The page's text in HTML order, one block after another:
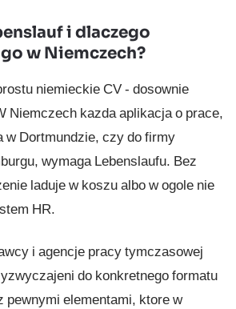
i dlaczego
w Niemczech?
niemieckie CV - dosownie
Niemczech kazda aplikacja o prace,
w Dortmundzie, czy do firmy
wymaga Lebenslaufu. Bez
laduje w koszu albo w ogole nie
HR.
i agencje pracy tymczasowej
do konkretnego formatu
pewnymi elementami, ktore w